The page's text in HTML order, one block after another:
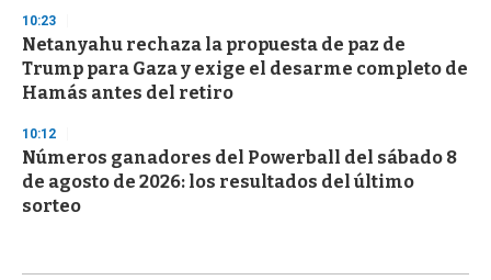
10:23
Netanyahu rechaza la propuesta de paz de
Trump para Gaza y exige el desarme completo de
Hamás antes del retiro
10:12
Números ganadores del Powerball del sábado 8
de agosto de 2026: los resultados del último
sorteo